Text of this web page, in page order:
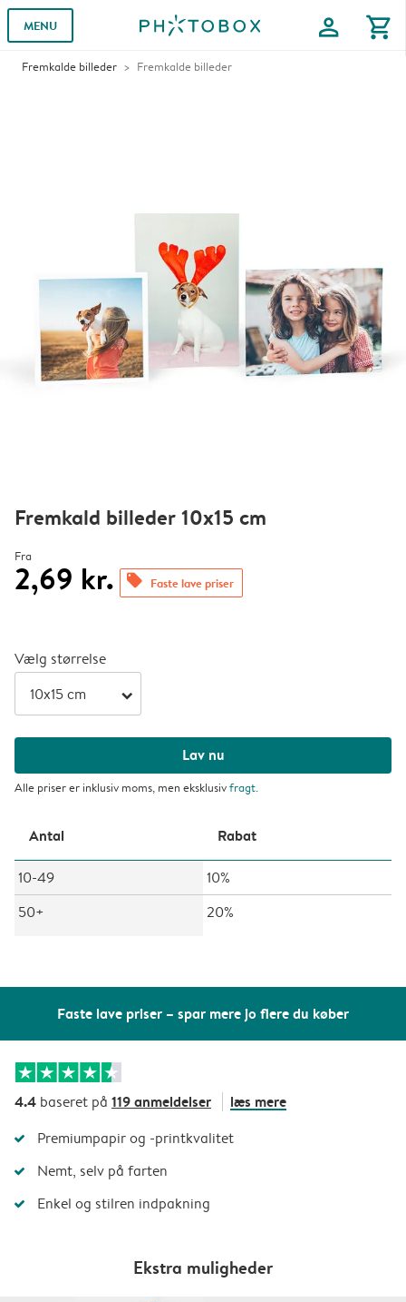
MENU profile shopping_cart
Fremkalde billeder Fremkalde billeder
Faste lave priser – spar mere jo flere du køber
Fremkald billeder 10x15 cm
Fra
2,69 kr. offers Faste lave priser
Vælg størrelse
arrow_right
Lav nu
Alle priser er inklusiv moms, men eksklusivfragt.
Antal Rabat
10-49
10%
50+
20%
4.4 baseret på 119 anmeldelser læs mere
Premiumpapir og -printkvalitet
Nemt, selv på farten
Enkel og stilren indpakning
Ekstra muligheder